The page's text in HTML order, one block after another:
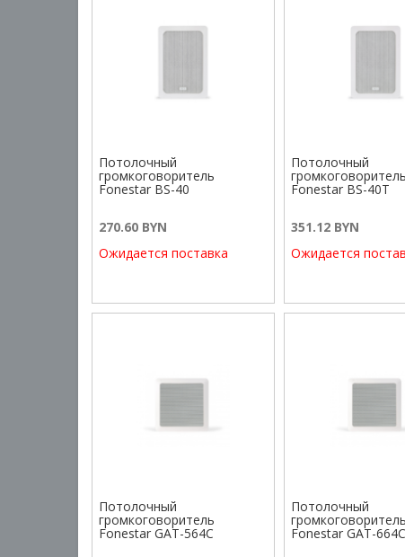
Потолочный
громкоговоритель
Fonestar BS-40
270.60 BYN
Ожидается поставка
Потолочный
громкоговоритель
Fonestar BS-40T
351.12 BYN
Ожидается
Потолочный
громкоговоритель
Fonestar GAT-564C
Потолочный
громкоговоритель
Fonestar GAT-664C